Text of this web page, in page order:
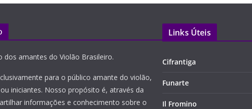
dos amantes do Violão Brasileiro.
para o público amante do violão,
iniciantes. Nosso propósito é, através da
informações e conhecimento sobre o
Links Úteis
Cifrantiga
Funarte
Il Fromino